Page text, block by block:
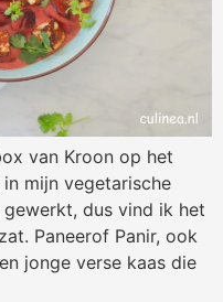
van Kroon op het
mijn vegetarische
dus vind ik het
Paneerof Panir, ook
jonge verse kaas die